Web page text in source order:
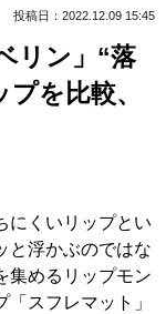
投稿日：2022.12.09 15:45
リン」“落
を比較、
くいリップとい
と浮かぶのではな
集めるリップモン
スフレマット」